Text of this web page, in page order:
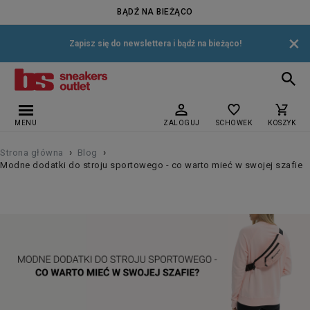
BĄDŹ NA BIEŻĄCO
Zapisz się do newslettera i bądź na bieżąco! ×
MENU ZALOGUJ SCHOWEK KOSZYK
Strona główna › Blog ›
Modne dodatki do stroju sportowego - co warto mieć w swojej szafie